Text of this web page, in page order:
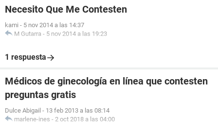
Necesito Que Me Contesten
kami - 5 nov 2014 a las 14:37
M Gutarra - 5 nov 2014 a las 19:23
1 respuesta
Médicos de ginecología en línea que contesten
preguntas gratis
Dulce Abigail - 13 feb 2013 a las 08:14
marlene-ines - 2 oct 2018 a las 04:00